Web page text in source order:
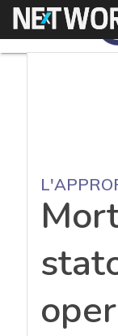
Menu